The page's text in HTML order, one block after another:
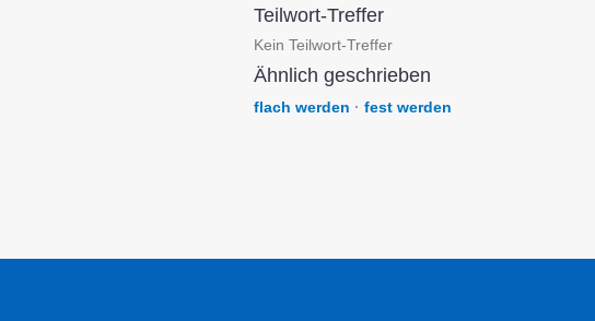
Teilwort-Treffer
Kein Teilwort-Treffer
Ähnlich geschrieben
flach werden · fest werden